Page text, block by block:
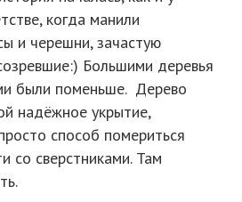
когда манили
и черешни, зачастую
Большими деревья
были поменьше. Дерево
надёжное укрытие,
способ помериться
со сверстниками. Там